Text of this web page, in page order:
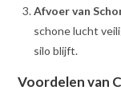
Afvoer van
schone lucht
silo blijft.
Voordelen van